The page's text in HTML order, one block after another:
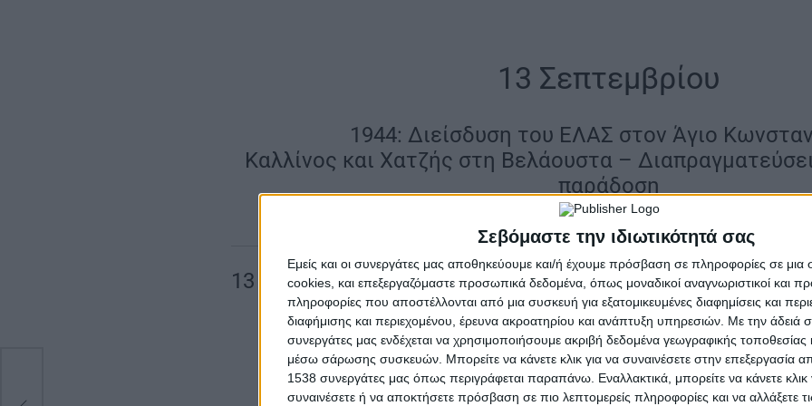
Σεβόμαστε την ιδιωτικότητά σας
Εμείς και οι συνεργάτες μας αποθηκεύουμε και/ή έχουμε πρόσβαση σε πληροφορίες σε
cookies, και επεξεργαζόμαστε προσωπικά δεδομένα, όπως μοναδικοί αναγνωριστικοί και
πληροφορίες που αποστέλλονται από μια συσκευή για εξατομικευμένες διαφημίσεις και
διαφήμισης και περιεχομένου, έρευνα ακροατηρίου και ανάπτυξη υπηρεσιών. Με την άδειά
συνεργάτες μας ενδέχεται να χρησιμοποιήσουμε ακριβή δεδομένα γεωγραφικής τοποθεσίας
μέσω σάρωσης συσκευών. Μπορείτε να κάνετε κλικ για να συναινέσετε στην επεξεργασία
1538 συνεργάτες μας όπως περιγράφεται παραπάνω. Εναλλακτικά, μπορείτε να κάνετε κλικ
συναινέσετε ή να αποκτήσετε πρόσβαση σε πιο λεπτομερείς πληροφορίες και να αλλάξετε
13 Σεπτεμβρίου
1944: Διείσδυση του ΕΛΑΣ στον Άγιο
Καλλίνος και Χατζής στη Βελάουστα –
παράδοση
1962: Νεκροψία νεκροτομή του Δ. Βλάχου
13 Σεπτεμβρίου 1944
Το μεσημέρι της 13ης του Σεπτέμβρη, ο Θόδωρος Καλλίνος και ο
σταθμό της διοίκησης του 1/42 Τάγματος του ΕΛΑΣ, στη Βελάουστα, όπου
σύσκεψη στην οποία συνεκτιμήθηκαν τα δεδομένα και εξετάστηκαν όλες
για την κατάληψη της πόλης. Σ’ αυτή αποφασίστηκε, να ζητηθεί από τη